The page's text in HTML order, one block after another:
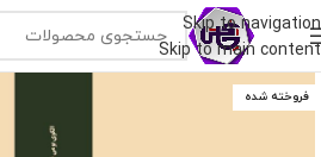
Skip to navigation
Skip to main content
فروخته شده